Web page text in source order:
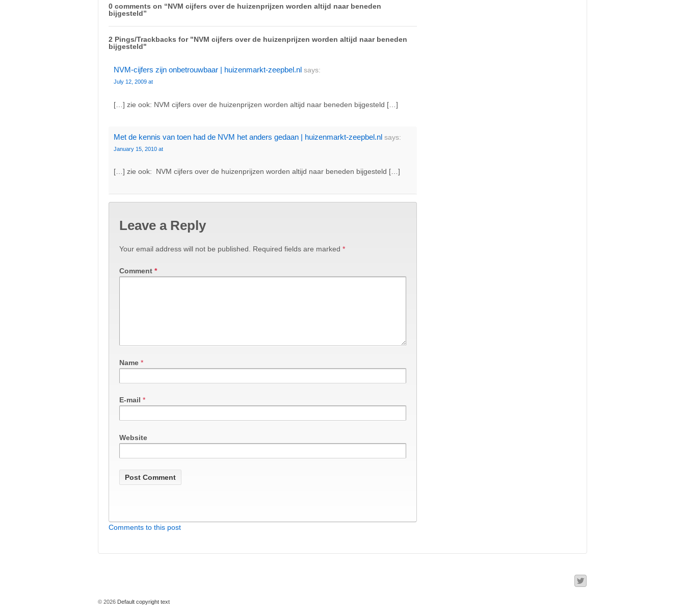
0 comments on “NVM cijfers over de huizenprijzen worden altijd naar beneden
bijgesteld”
2 Pings/Trackbacks for "NVM cijfers over de huizenprijzen worden altijd naar beneden
bijgesteld"
NVM-cijfers zijn onbetrouwbaar | huizenmarkt-zeepbel.nl says:
July 12, 2009 at
[…] zie ook: NVM cijfers over de huizenprijzen worden altijd naar beneden bijgesteld […]
Met de kennis van toen had de NVM het anders gedaan | huizenmarkt-zeepbel.nl says:
January 15, 2010 at
[…] zie ook: NVM cijfers over de huizenprijzen worden altijd naar beneden bijgesteld […]
Leave a Reply
Your email address will not be published. Required fields are marked *
Comment *
Name *
E-mail *
Website
Comments to this post
© 2026 Default copyright text